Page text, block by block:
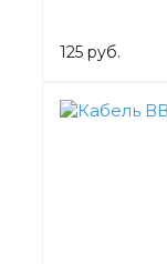
125 руб.